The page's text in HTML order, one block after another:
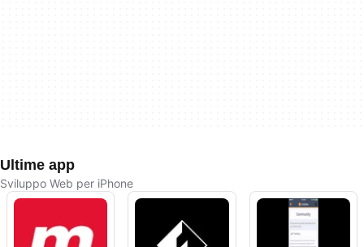
Ultime app
Sviluppo Web per iPhone